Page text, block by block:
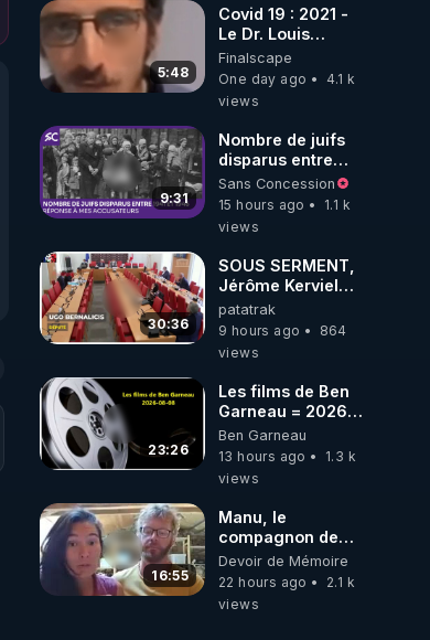
5:48
Covid 19 : 2021 -
Le Dr. Louis
Fouché renverse
le plateau de
CNews !
Finalscape
One day ago
4.1 k
views
9:31
Nombre de juifs
disparus entre
1941 et 1945
(Réponse à mes
accusateurs)
Sans Concession
15 hours ago
1.1 k
views
30:36
SOUS SERMENT,
Jérôme Kerviel
balance tout à
l'Assemblée !
patatrak
9 hours ago
864
views
23:26
Les films de Ben
Garneau = 2026-
08-08
Ben Garneau
13 hours ago
1.3 k
views
16:55
Manu, le
compagnon de
Kyria, raconte sa
garde à vue
musclée.
Devoir de Mémoire
22 hours ago
2.1 k
views